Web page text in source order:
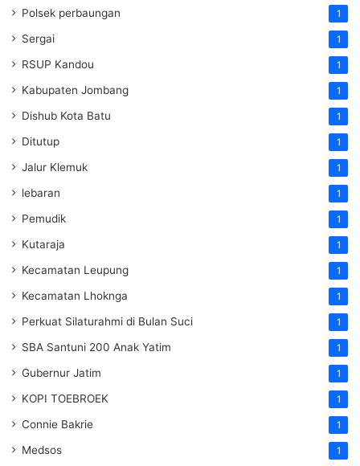
Polsek perbaungan 1
Sergai 1
RSUP Kandou 1
Kabupaten Jombang 1
Dishub Kota Batu 1
Ditutup 1
Jalur Klemuk 1
lebaran 1
Pemudik 1
Kutaraja 1
Kecamatan Leupung 1
Kecamatan Lhoknga 1
Perkuat Silaturahmi di Bulan Suci 1
SBA Santuni 200 Anak Yatim 1
Gubernur Jatim 1
KOPI TOEBROEK 1
Connie Bakrie 1
Medsos 1